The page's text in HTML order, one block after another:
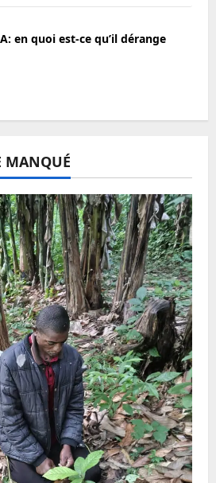
en quoi est-ce qu’il dérange
MANQUÉ